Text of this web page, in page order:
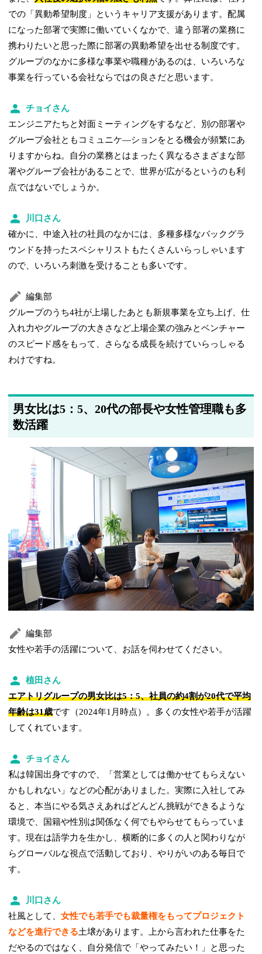
での「異動希望制度」というキャリア支援があります。配属
になった部署で実際に働いていくなかで、違う部署の業務に
携わりたいと思った際に部署の異動希望を出せる制度です。
グループのなかに多様な事業や職種があるのは、いろいろな
事業を行っている会社ならではの良さだと思います。
チョイさん
エンジニアたちと対面ミーティングをするなど、別の部署や
グループ会社ともコミュニケ―ションをとる機会が頻繁にあ
りますからね。自分の業務とはまったく異なるさまざまな部
署やグループ会社があることで、世界が広がるというのも利
点ではないでしょうか。
川口さん
確かに、中途入社の社員のなかには、多種多様なバックグラ
ウンドを持ったスペシャリストもたくさんいらっしゃいます
ので、いろいろ刺激を受けることも多いです。
編集部
グループのうち4社が上場したあとも新規事業を立ち上げ、仕
入れ力やグループの大きさなど上場企業の強みとベンチャー
のスピード感をもって、さらなる成長を続けていらっしゃる
わけですね。
男女比は5：5、20代の部長や女性管理職も多
数活躍
編集部
女性や若手の活躍について、お話を伺わせてください。
植田さん
エアトリグループの男女比は5：5、社員の約4割が20代で平均
年齢は31歳です（2024年1月時点）。多くの女性や若手が活躍
してくれています。
チョイさん
私は韓国出身ですので、「営業としては働かせてもらえない
かもしれない」などの心配がありました。実際に入社してみ
ると、本当にやる気さえあればどんどん挑戦ができるような
環境で、国籍や性別は関係なく何でもやらせてもらっていま
す。現在は語学力を生かし、横断的に多くの人と関わりなが
らグローバルな視点で活動しており、やりがいのある毎日で
す。
川口さん
社風として、女性でも若手でも裁量権をもってプロジェクト
などを進行できる土壌があります。上から言われた仕事をた
だやるのではなく、自分発信で「やってみたい！」と思った